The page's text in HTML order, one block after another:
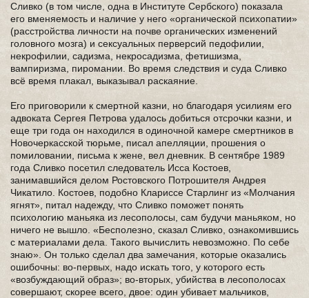
Сливко (в том числе, одна в Институте Сербского) показала
его вменяемость и наличие у него «органической психопатии»
(расстройства личности на почве органических изменений
головного мозга) и сексуальных перверсий педофилии,
некрофилии, садизма, некросадизма, фетишизма,
вампиризма, пиромании. Во время следствия и суда Сливко
всё время плакал, выказывал раскаяние.
Его приговорили к смертной казни, но благодаря усилиям его
адвоката Сергея Петрова удалось добиться отсрочки казни, и
еще три года он находился в одиночной камере смертников в
Новочеркасской тюрьме, писал апелляции, прошения о
помиловании, письма к жене, вел дневник. В сентябре 1989
года Сливко посетил следователь Исса Костоев,
занимавшийся делом Ростовского Потрошителя Андрея
Чикатило. Костоев, подобно Клариссе Старлинг из «Молчания
ягнят», питал надежду, что Сливко поможет понять
психологию маньяка из лесополосы, сам будучи маньяком, но
ничего не вышло. «Бесполезно, сказал Сливко, ознакомившись
с материалами дела. Такого вычислить невозможно. По себе
знаю». Он только сделал два замечания, которые оказались
ошибочны: во-первых, надо искать того, у которого есть
«возбуждающий образ»; во-вторых, убийства в лесополосах
совершают, скорее всего, двое: один убивает мальчиков,